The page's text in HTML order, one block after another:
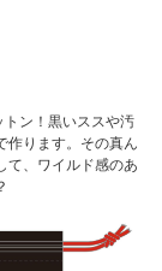
ン！黒いススや汚
作ります。その真ん
て、ワイルド感のあ